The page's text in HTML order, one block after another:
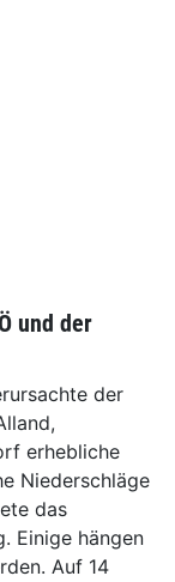
und der
der
erhebliche
Niederschläge
das
Einige hängen
Auf 14